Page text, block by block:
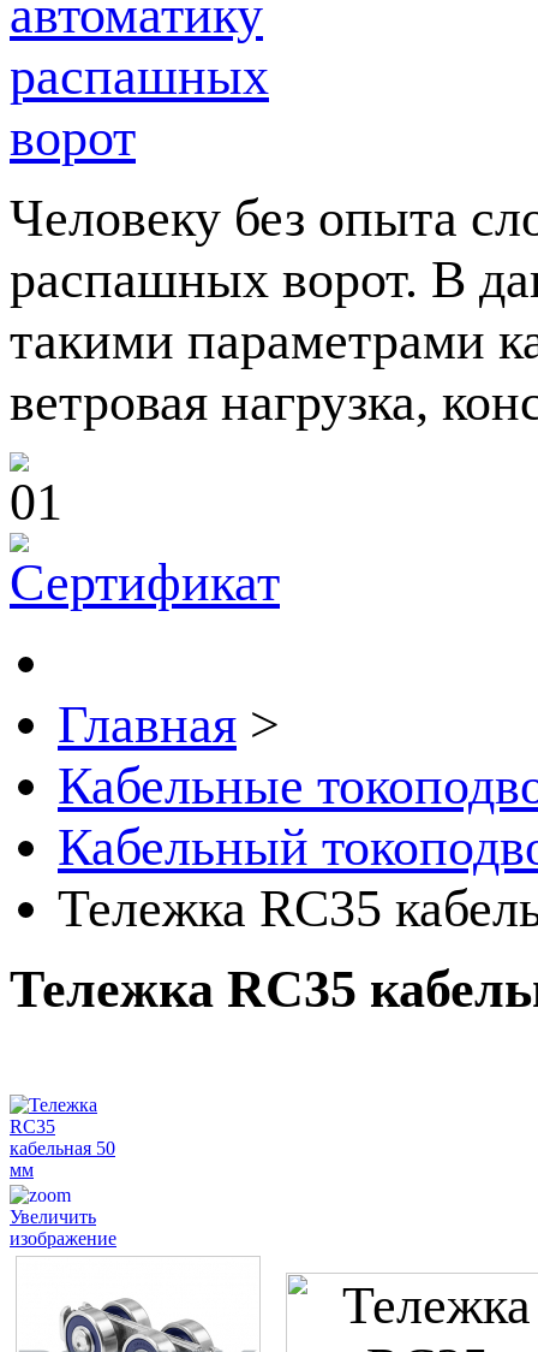
Человеку без опыта
распашных ворот. В
такими параметрами
ветровая нагрузка,
Главная >
Кабельные
Кабельный
Тележка RC35
Тележка RC35
Увеличить
изображение